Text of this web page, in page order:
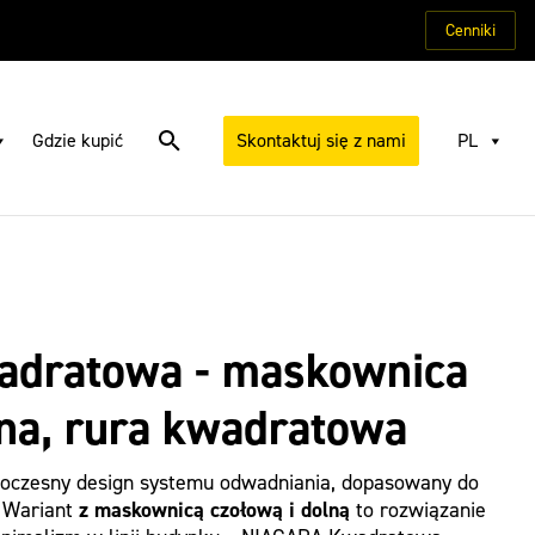
Cenniki
Gdzie kupić Skontaktuj się z nami PL
- maskownica
rura kwadratowa
design systemu odwadniania, dopasowany do
z maskownicą czołową i dolną to rozwiązanie